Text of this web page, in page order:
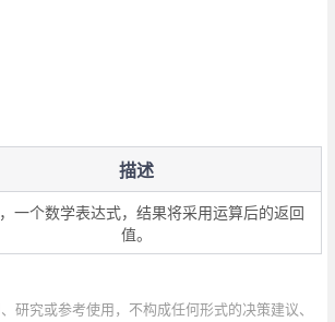
描述
一个数学表达式，结果将采用运算后的返回
值。
研究或参考使用，不构成任何形式的决策建议、